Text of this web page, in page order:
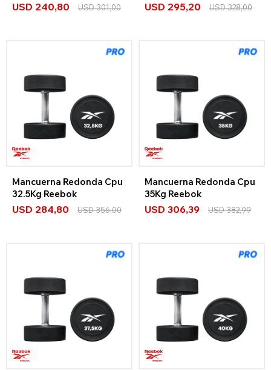
USD 240,80 USD301,00 USD 295,20 USD328,00
Mancuerna Redonda Cpu
32.5Kg Reebok
USD 284,80 USD356,00
Mancuerna Redonda Cpu
35Kg Reebok
USD 306,39 USD382,99